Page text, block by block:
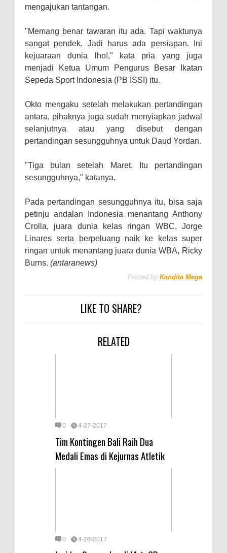
mengajukan tantangan.
"Memang benar tawaran itu ada. Tapi waktunya
sangat pendek. Jadi harus ada persiapan. Ini
kejuaraan dunia lho!," kata pria yang juga
menjadi Ketua Umum Pengurus Besar Ikatan
Sepeda Sport Indonesia (PB ISSI) itu.
Okto mengaku setelah melakukan pertandingan
antara, pihaknya juga sudah menyiapkan jadwal
selanjutnya atau yang disebut dengan
pertandingan sesungguhnya untuk Daud Yordan.
"Tiga bulan setelah Maret. Itu pertandingan
sesungguhnya," katanya.
Pada pertandingan sesungguhnya itu, bisa saja
petinju andalan Indonesia menantang Anthony
Crolla, juara dunia kelas ringan WBC, Jorge
Linares serta berpeluang naik ke kelas super
ringan untuk menantang juara dunia WBA, Ricky
Burns. (antaranews)
Posted by Kandita Mega
LIKE TO SHARE?
RELATED
0 4-27-2017
Tim Kontingen Bali Raih Dua
Medali Emas di Kejurnas Atletik
0 4-26-2017